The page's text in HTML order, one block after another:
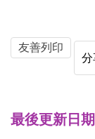
友善列印
分
最後更新日期